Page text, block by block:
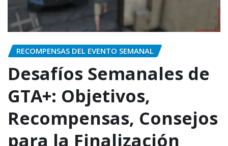
RECOMPENSAS DEL EVENTO SEMANAL
Desafíos Semanales de
GTA+: Objetivos,
Recompensas, Consejos
para la Finalización